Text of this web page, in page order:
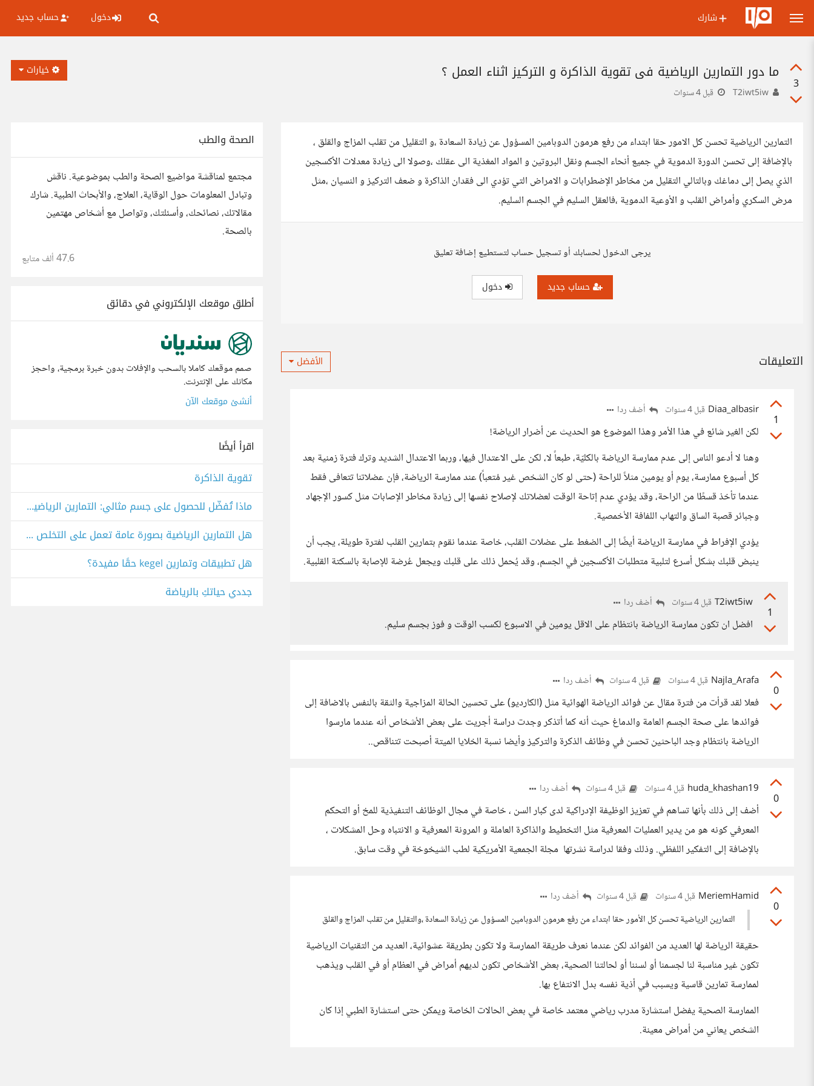
شارك دخول حساب جديد
3
ما دور التمارين الرياضية في تقوية الذاكرة و التركيز اثناء العمل ؟
قبل 4 سنوات
خيارات
التمارين الرياضية تحسن كل الامور حقا ابتداء من رفع هرمون الدوبامين المسؤول عن زيادة السعادة ،و التقليل من تقلب المزاج والقلق ،
بالإضافة إلى تحسن الدورة الدموية في جميع أنحاء الجسم ونقل البروتين و المواد المغذية الى عقلك ،وصولا الى زيادة معدلات الأكسجين
الذي يصل إلى دماغك وبالتالي التقليل من مخاطر الإضطرابات و الامراض التي تؤدي الى فقدان الذاكرة و ضعف التركيز و النسيان ،مثل
مرض السكري وأمراض القلب و الأوعية الدموية ،فالعقل السليم في الجسم السليم.
يرجى الدخول لحسابك أو تسجيل حساب لتستطيع إضافة تعليق
حساب جديد دخول
التعليقات الأفضل
1
Diaa_albasir قبل 4 سنوات أضف ردا
لكن الغير شائع في هذا الأمر وهذا الموضوع هو الحديث عن أضرار الرياضة!
وهنا لا أدعو الناس إلى عدم ممارسة الرياضة بالكليّة، طبعاً لا، لكن على الاعتدال فيها، وربما الاعتدال الشديد وترك فترة زمنية بعد
كل أسبوع ممارسة، يوم أو يومين مثلاً للراحة (حتى لو كان الشخص غير مُتعباً) عند ممارسة الرياضة، فإن عضلاتنا تتعافى فقط
عندما تأخذ قسطًا من الراحة، وقد يؤدي عدم إتاحة الوقت لعضلاتك لإصلاح نفسها إلى زيادة مخاطر الإصابات مثل كسور الإجهاد
وجبائر قصبة الساق والتهاب اللفافة الأخمصية.
يؤدي الإفراط في ممارسة الرياضة أيضًا إلى الضغط على عضلات القلب، خاصة عندما نقوم بتمارين القلب لفترة طويلة، يجب أن
ينبض قلبك بشكل أسرع لتلبية متطلبات الأكسجين في الجسم، وقد يُحمل ذلك على قلبك ويجعل عُرضة للإصابة بالسكتة القلبية.
1
T2iwt5iw قبل 4 سنوات أضف ردا
افضل ان تكون ممارسة الرياضة بانتظام على الاقل يومين في الاسبوع لكسب الوقت و فوز بجسم سليم.
0
Najla_Arafa قبل 4 سنوات قبل 4 سنوات أضف ردا
فعلا لقد قرأت من فترة مقال عن فوائد الرياضة الهوائية مثل (الكارديو) على تحسين الحالة المزاجية والثقة بالنفس بالاضافة إلى
فوائدها على صحة الجسم العامة والدماغ حيث أنه كما أتذكر وجدت دراسة أجريت على بعض الأشخاص أنه عندما مارسوا
الرياضة بانتظام وجد الباحثين تحسن في وظائف الذكرة والتركيز وأيضا نسبة الخلايا الميتة أصبحت تتناقص..
0
huda_khashan19 قبل 4 سنوات قبل 4 سنوات أضف ردا
أضف إلى ذلك بأنها تساهم في تعزيز الوظيفة الإدراكية لدى كبار السن ، خاصة في مجال الوظائف التنفيذية للمخ أو التحكم
المعرفي كونه هو من يدير العمليات المعرفية مثل التخطيط والذاكرة العاملة و المرونة المعرفية و الانتباه وحل المشكلات ،
بالإضافة إلى التفكير اللفظي. وذلك وفقا لدراسة نشرتها مجلة الجمعية الأمريكية لطب الشيخوخة في وقت سابق.
0
MeriemHamid قبل 4 سنوات قبل 4 سنوات
أضف ردا
التمارين الرياضية تحسن كل الأمور حقا ابتداء من رفع هرمون الدوبامين المسؤول عن زيادة السعادة ،والتقليل من تقلب المزاج والقلق
حقيقة الرياضة لها العديد من الفوائد لكن عندما نعرف طريقة الممارسة ولا تكون بطريقة عشوائية، العديد من التقنيات الرياضية
تكون غير مناسبة لنا لجسمنا أو لسننا أو لحالتنا الصحية، بعض الأشخاص تكون لديهم أمراض في العظام أو في القلب ويذهب
لممارسة تمارين قاسية ويسبب في أذية نفسه بدل الانتفاع بها.
الممارسة الصحية يفضل استشارة مدرب رياضي معتمد خاصة في بعض الحالات الخاصة ويمكن حتى استشارة الطبي إذا كان
الشخص يعاني من أمراض معينة.
الصحة والطب
مجتمع لمناقشة مواضيع الصحة والطب بموضوعية. ناقش
وتبادل المعلومات حول الوقاية، العلاج، والأبحاث الطبية. شارك
مقالاتك، نصائحك، وأسئلتك، وتواصل مع أشخاص مهتمين
بالصحة.
47.6 ألف متابع
أطلق موقعك الإلكتروني في دقائق
صمم موقعك كاملا بالسحب والإفلات بدون خبرة برمجية، واحجز
مكانك على الإنترنت.
أنشئ موقعك الآن
اقرأ أيضًا
تقوية الذاكرة
ماذا تُفضّل للحصول على جسم مثالي: التمارين الرياضية أم العمليات التجميلية؟
هل التمارين الرياضية بصورة عامة تعمل على التخلص من التحدب
هل تطبيقات وتمارين kegel حقًا مفيدة؟
جددي حياتكِ بالرياضة